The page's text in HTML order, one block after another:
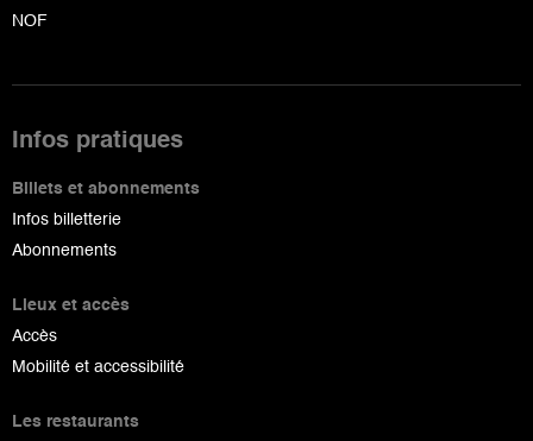
NOF
Infos pratiques
Billets et abonnements
Infos billetterie
Abonnements
Lieux et accès
Accès
Mobilité et accessibilité
Les restaurants